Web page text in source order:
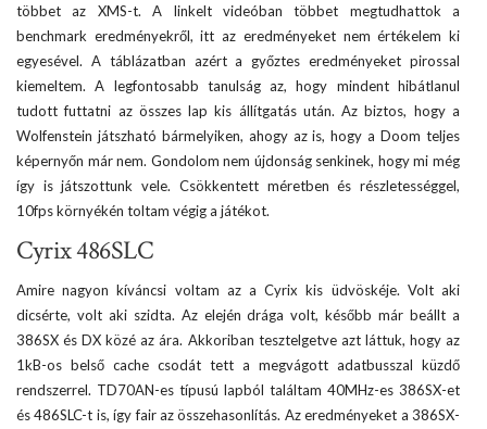
többet az XMS-t. A linkelt videóban többet megtudhattok a
benchmark eredményekről, itt az eredményeket nem értékelem ki
egyesével. A táblázatban azért a győztes eredményeket pirossal
kiemeltem. A legfontosabb tanulság az, hogy mindent hibátlanul
tudott futtatni az összes lap kis állítgatás után. Az biztos, hogy a
Wolfenstein játszható bármelyiken, ahogy az is, hogy a Doom teljes
képernyőn már nem. Gondolom nem újdonság senkinek, hogy mi még
így is játszottunk vele. Csökkentett méretben és részletességgel,
10fps környékén toltam végig a játékot.
Cyrix 486SLC
Amire nagyon kíváncsi voltam az a Cyrix kis üdvöskéje. Volt aki
dicsérte, volt aki szidta. Az elején drága volt, később már beállt a
386SX és DX közé az ára. Akkoriban tesztelgetve azt láttuk, hogy az
1kB-os belső cache csodát tett a megvágott adatbusszal küzdő
rendszerrel. TD70AN-es típusú lapból találtam 40MHz-es 386SX-et
és 486SLC-t is, így fair az összehasonlítás. Az eredményeket a 386SX-